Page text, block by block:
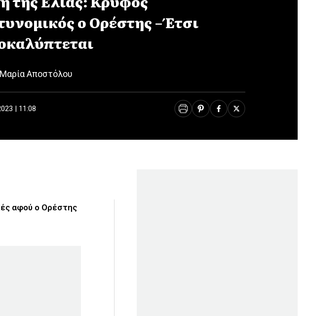
ο Ορέστης – Έτσι
Μαρία Αποστόλου
| 11:08
αφού ο Ορέστης